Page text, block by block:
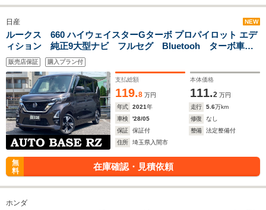
日産 NEW
ルークス 660 ハイウェイスターGターボ プロパイロット エデ
ィション 純正9大型ナビ フルセグ Bluetooh ターボ車
亜ラウンドビューモニター搭載 ナビ連動ドライブレコーダ
ー ETC 純正15インチAW サーキュレーター 衝突被害軽減
ブレーキ スマートキー 禁煙車
販売店保証 購入プラン付
支払総額
119.8 万円
本体価格
111.2 万円
年式
2021年 走行 5.6万km
車検
'28/05 修復
なし
保証
保証付 整備
法定整備付
住所
埼玉県入間市
無
料
在庫確認・見積依頼
ホンダ